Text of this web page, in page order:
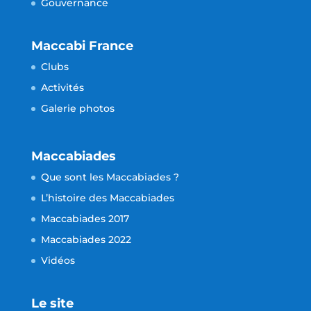
Maccabi France
Clubs
Activités
Galerie photos
Maccabiades
Que sont les Maccabiades ?
L’histoire des Maccabiades
Maccabiades 2017
Maccabiades 2022
Vidéos
Le site